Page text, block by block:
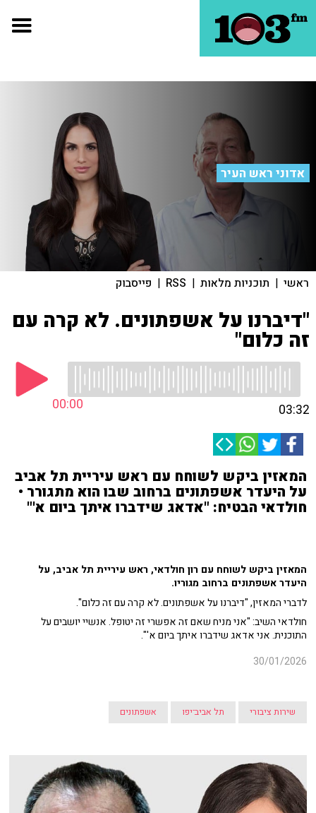
אדוני ראש העיר
ראשי | תוכניות מלאות |
RSS
| פייסבוק
"דיברנו על אשפתונים. לא קרה עם
זה כלום"
00:00 03:32
המאזין ביקש לשוחח עם ראש עיריית תל אביב
על היעדר אשפתונים ברחוב שבו הוא מתגורר •
חולדאי הבטיח: "אדאג שידברו איתך ביום א'"
המאזין ביקש לשוחח עם רון חולדאי, ראש עיריית תל אביב, על
היעדר אשפתונים ברחוב מגוריו.
לדברי המאזין, "דיברנו על אשפתונים. לא קרה עם זה כלום".
חולדאי השיב: "אני מניח שאם זה אפשרי זה יטופל. אנשיי יושבים על
התוכנית. אני אדאג שידברו איתך ביום א'".
30/01/2026
שירות ציבורי תל אביב־יפו אשפתונים